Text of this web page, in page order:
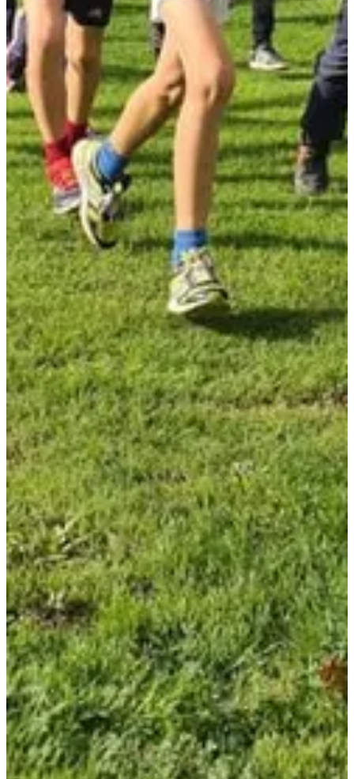
Dates d'inscription
Pas encore communiquées
Plus d'info
Plus d'info
Trail 5 km
5 km
+100 m
22:00
Trail
Trail découverte